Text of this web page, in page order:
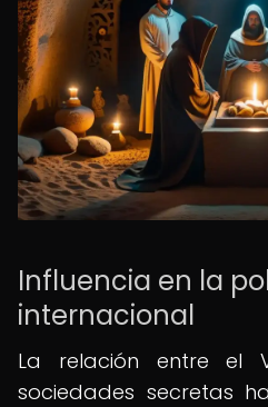
Influencia en la
internacional
La relación entre el
sociedades secretas